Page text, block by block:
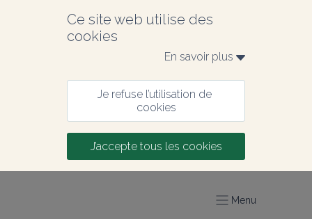
Ce site web utilise des
cookies
En savoir plus
Je refuse l’utilisation de
cookies
J’accepte tous les cookies
Menu